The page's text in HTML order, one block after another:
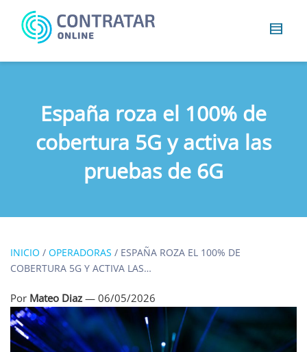
Busca
España roza el 100% de
cobertura 5G y activa las
pruebas de 6G
INICIO / OPERADORAS / ESPAÑA ROZA EL 100% DE
COBERTURA 5G Y ACTIVA LAS…
Por Mateo Diaz — 06/05/2026